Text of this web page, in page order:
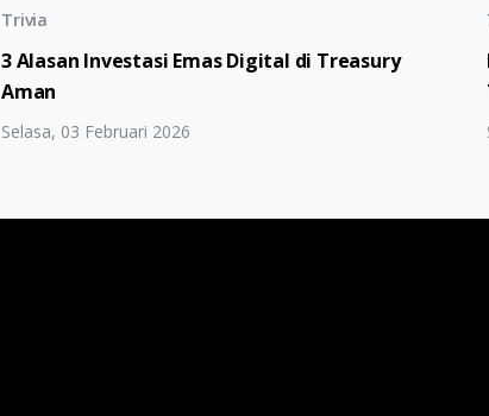
Trivia
3 Alasan Investasi Emas Digital di Treasury
Aman
Selasa, 03 Februari 2026